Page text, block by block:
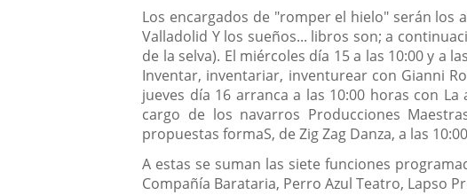
Los encargados de "romper el hielo" serán los
Valladolid Y los sueños... libros son; a
de la selva). El miércoles día 15 a las 10:00 y a
Inventar, inventariar, inventurear con Gianni
jueves día 16 arranca a las 10:00 horas con
cargo de los navarros Producciones
propuestas formaS, de Zig Zag Danza, a las
A estas se suman las siete funciones
Compañía Barataria, Perro Azul Teatro, Lapso